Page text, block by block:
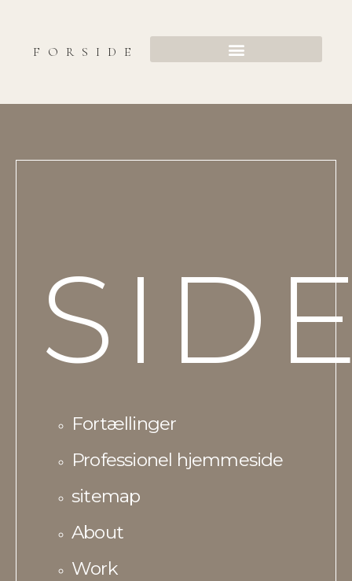
FORSIDE
Fortællinger
Professionel hjemmeside
sitemap
About
Work